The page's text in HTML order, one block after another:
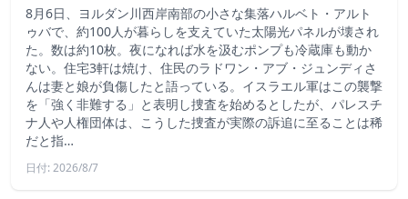
8月6日、ヨルダン川西岸南部の小さな集落ハルベト・アルト
ゥバで、約100人が暮らしを支えていた太陽光パネルが壊され
た。数は約10枚。夜になれば水を汲むポンプも冷蔵庫も動か
ない。住宅3軒は焼け、住民のラドワン・アブ・ジュンディさ
んは妻と娘が負傷したと語っている。イスラエル軍はこの襲撃
を「強く非難する」と表明し捜査を始めるとしたが、パレスチ
ナ人や人権団体は、こうした捜査が実際の訴追に至ることは稀
だと指…
日付: 2026/8/7